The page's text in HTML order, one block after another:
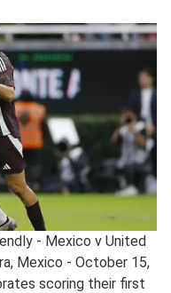
- Mexico v United
Mexico - October 15,
scoring their first